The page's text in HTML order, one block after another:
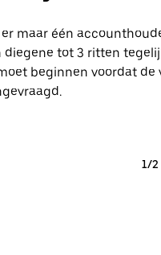
maar één
diegene tot 3 ritten
beginnen voordat de
1/2